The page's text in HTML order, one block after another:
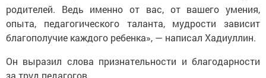
родителей. Ведь именно от вас, от вашего умения,
опыта, педагогического таланта, мудрости зависит
благополучие каждого ребенка», — написал Хадиуллин.
Он выразил слова признательности и благодарности
за труд педагогов.